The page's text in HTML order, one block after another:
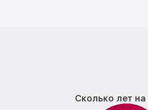
Сколько лет